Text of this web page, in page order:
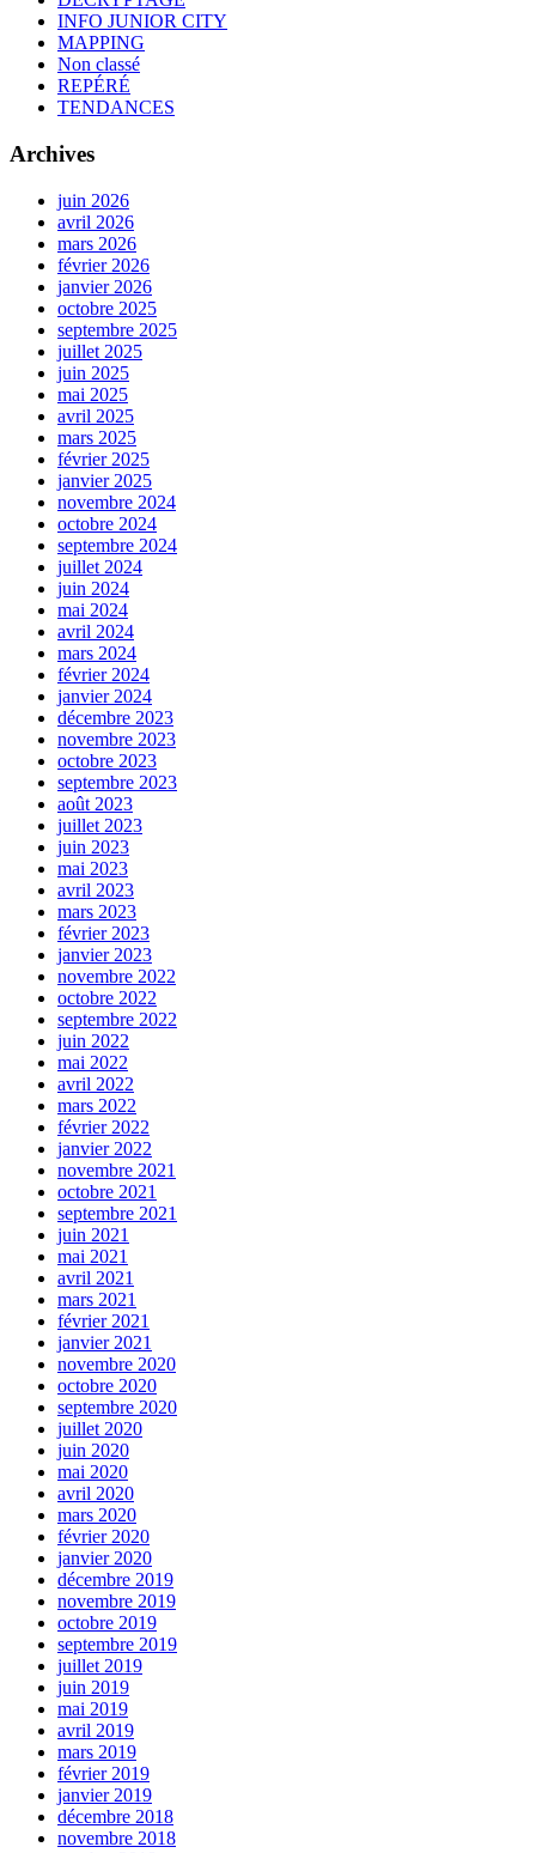
INFO JUNIOR CITY
MAPPING
Non classé
REPÉRÉ
TENDANCES
Archives
juin 2026
avril 2026
mars 2026
février 2026
janvier 2026
octobre 2025
septembre 2025
juillet 2025
juin 2025
mai 2025
avril 2025
mars 2025
février 2025
janvier 2025
novembre 2024
octobre 2024
septembre 2024
juillet 2024
juin 2024
mai 2024
avril 2024
mars 2024
février 2024
janvier 2024
décembre 2023
novembre 2023
octobre 2023
septembre 2023
août 2023
juillet 2023
juin 2023
mai 2023
avril 2023
mars 2023
février 2023
janvier 2023
novembre 2022
octobre 2022
septembre 2022
juin 2022
mai 2022
avril 2022
mars 2022
février 2022
janvier 2022
novembre 2021
octobre 2021
septembre 2021
juin 2021
mai 2021
avril 2021
mars 2021
février 2021
janvier 2021
novembre 2020
octobre 2020
septembre 2020
juillet 2020
juin 2020
mai 2020
avril 2020
mars 2020
février 2020
janvier 2020
décembre 2019
novembre 2019
octobre 2019
septembre 2019
juillet 2019
juin 2019
mai 2019
avril 2019
mars 2019
février 2019
janvier 2019
décembre 2018
novembre 2018